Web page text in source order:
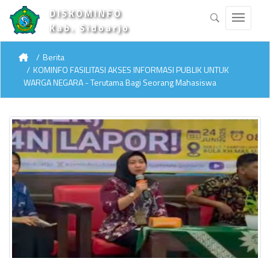
DISKOMINFO
Kab. Sidoarjo
Berita
KOMINFO FASILITASI AKSES INFORMASI PUBLIK UNTUK
WARGA NEGARA - Terutama Bagi Seorang Mahasiswa